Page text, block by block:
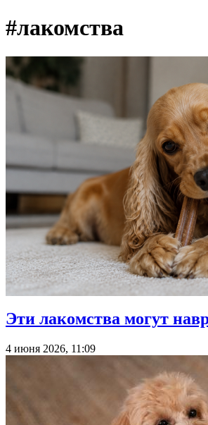
#лакомства
Эти лакомства могут
4 июня 2026, 11:09